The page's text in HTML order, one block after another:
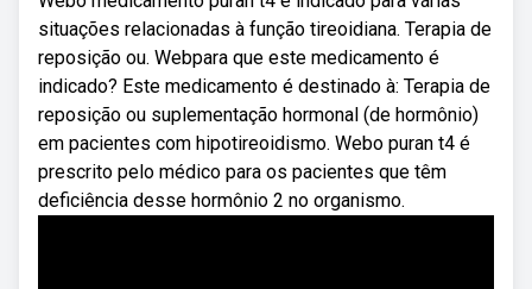
situações relacionadas à função tireoidiana. Terapia de
reposição ou. Webpara que este medicamento é
indicado? Este medicamento é destinado à: Terapia de
reposição ou suplementação hormonal (de hormônio)
em pacientes com hipotireoidismo. Webo puran t4 é
prescrito pelo médico para os pacientes que têm
deficiência desse hormônio 2 no organismo.